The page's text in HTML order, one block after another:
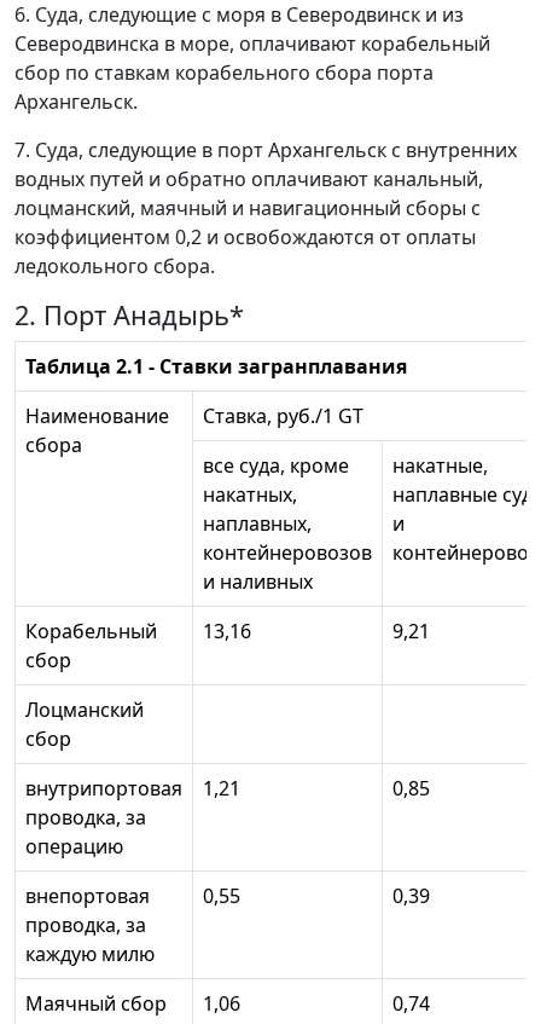
6. Суда, следующие с моря в Северодвинск и из
Северодвинска в море, оплачивают корабельный
сбор по ставкам корабельного сбора порта
Архангельск.
7. Суда, следующие в порт Архангельск с внутренних
водных путей и обратно оплачивают канальный,
лоцманский, маячный и навигационный сборы с
коэффициентом 0,2 и освобождаются от оплаты
ледокольного сбора.
2. Порт Анадырь*
Таблица 2.1 - Ставки загранплавания
Наименование
сбора
Ставка, руб./1 GT
все суда, кроме
накатных,
наплавных,
контейнеровозов
и наливных
накатные,
наплавные
и
Корабельный
сбор
13,16 9,21
Лоцманский
сбор
внутрипортовая
проводка, за
операцию
1,21 0,85
внепортовая
проводка, за
каждую милю
0,55 0,39
Маячный сбор 1,06 0,74